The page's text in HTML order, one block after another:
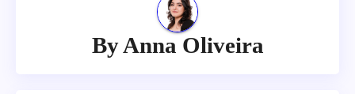
ByAnna Oliveira